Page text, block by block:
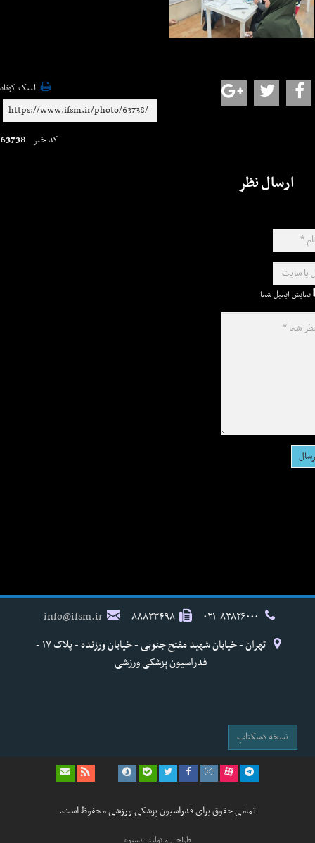
لینک کوتاه
کد خبر 63738
ارسال نظر
نمایش ایمیل شما
۸۸۸۳۳۴۹۸
info@ifsm.ir
تهران - خیابان شهید مفتح جنوبی - خیابان ورزنده - پلاک ۱۷ -
فدراسیون پزشکی ورزشی
نسخه دسکتاپ
تمامی حقوق برای فدراسیون پزشکی ورزشی محفوظ است.
طراحی و تولید: نستوه